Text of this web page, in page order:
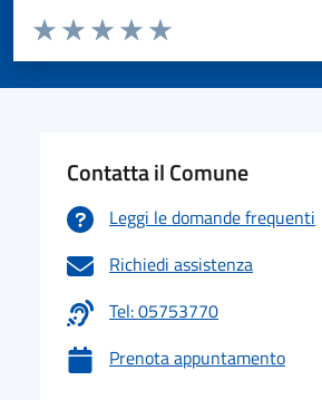
Valuta da 1 a 5 stelle la pagina
Valuta 5 stelle su 5
Valuta 4 stelle su 5
Valuta 3 stelle su 5
Valuta 2 stelle su 5
Valuta 1 stelle su 5
Contatta il Comune
Leggi le domande frequenti
Richiedi assistenza
Tel: 05753770
Prenota appuntamento